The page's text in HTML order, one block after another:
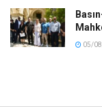
05/